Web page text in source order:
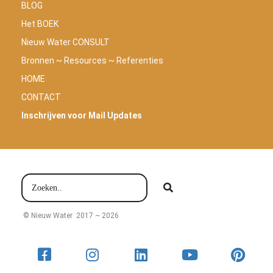
BLOG
Het BOEK
Nieuw Water CONSULT
Bronnen ~ Resources ~ Referenties
HOME
CONTACT
Inschrijven voor Mail Updates
© Nieuw Water 2017 ~ 2026